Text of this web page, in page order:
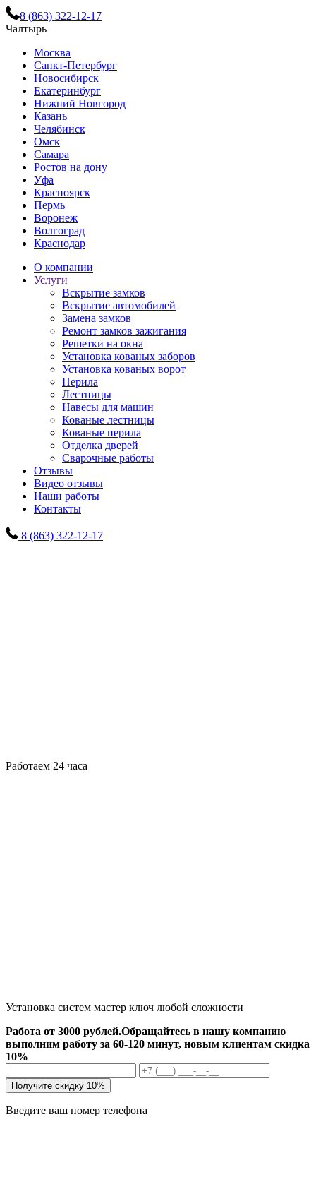
8 (863) 322-12-17
Чалтырь
Москва
Санкт-Петербург
Новосибирск
Екатеринбург
Нижний Новгород
Казань
Челябинск
Омск
Самара
Ростов на дону
Уфа
Красноярск
Пермь
Воронеж
Волгоград
Краснодар
О компании
Услуги
Вскрытие замков
Вскрытие автомобилей
Замена замков
Ремонт замков зажигания
Решетки на окна
Установка кованых заборов
Установка кованых ворот
Перила
Лестницы
Навесы для машин
Кованые лестницы
Кованые перила
Отделка дверей
Сварочные работы
Отзывы
Видео отзывы
Наши работы
Контакты
8 (863) 322-12-17
Работаем 24 часа
Установка систем мастер ключ любой сложности
Работа от 3000 рублей.Обращайтесь в нашу компанию
выполним работу за 60-120 минут, новым клиентам скидка
10%
Получите скидку 10%
Введите ваш номер телефона